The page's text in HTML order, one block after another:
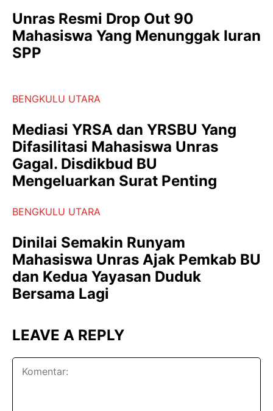
Unras Resmi Drop Out 90
Mahasiswa Yang Menunggak Iuran
SPP
BENGKULU UTARA
Mediasi YRSA dan YRSBU Yang
Difasilitasi Mahasiswa Unras
Gagal. Disdikbud BU
Mengeluarkan Surat Penting
BENGKULU UTARA
Dinilai Semakin Runyam
Mahasiswa Unras Ajak Pemkab BU
dan Kedua Yayasan Duduk
Bersama Lagi
LEAVE A REPLY